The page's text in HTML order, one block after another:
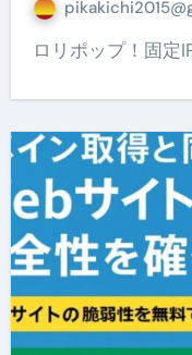
ロリポップ！固